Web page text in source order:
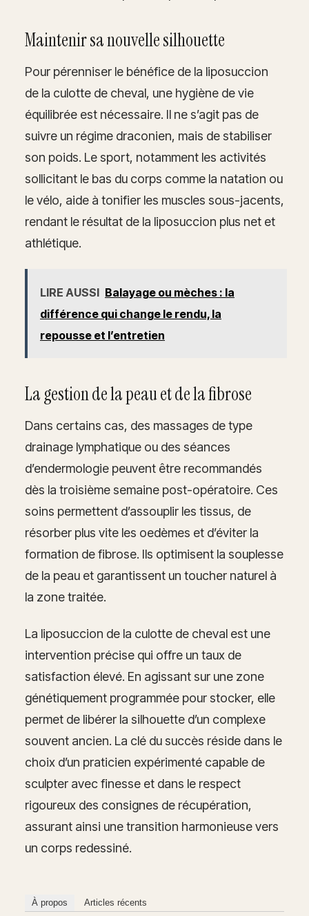
Maintenir sa nouvelle silhouette
Pour pérenniser le bénéfice de la liposuccion
de la culotte de cheval, une hygiène de vie
équilibrée est nécessaire. Il ne s’agit pas de
suivre un régime draconien, mais de stabiliser
son poids. Le sport, notamment les activités
sollicitant le bas du corps comme la natation ou
le vélo, aide à tonifier les muscles sous-jacents,
rendant le résultat de la liposuccion plus net et
athlétique.
LIRE AUSSI Balayage ou mèches : la
différence qui change le rendu, la
repousse et l’entretien
La gestion de la peau et de la fibrose
Dans certains cas, des massages de type
drainage lymphatique ou des séances
d’endermologie peuvent être recommandés
dès la troisième semaine post-opératoire. Ces
soins permettent d’assouplir les tissus, de
résorber plus vite les oedèmes et d’éviter la
formation de fibrose. Ils optimisent la souplesse
de la peau et garantissent un toucher naturel à
la zone traitée.
La liposuccion de la culotte de cheval est une
intervention précise qui offre un taux de
satisfaction élevé. En agissant sur une zone
génétiquement programmée pour stocker, elle
permet de libérer la silhouette d’un complexe
souvent ancien. La clé du succès réside dans le
choix d’un praticien expérimenté capable de
sculpter avec finesse et dans le respect
rigoureux des consignes de récupération,
assurant ainsi une transition harmonieuse vers
un corps redessiné.
À propos Articles récents